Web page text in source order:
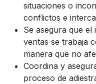
situaciones o
conflictos e
Se asegura que el
ventas se trabaja
manera que no
Coordina y
proceso de